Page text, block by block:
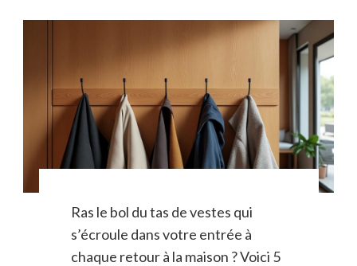
Ras le bol du tas de vestes qui
s’écroule dans votre entrée à
chaque retour à la maison ? Voici 5